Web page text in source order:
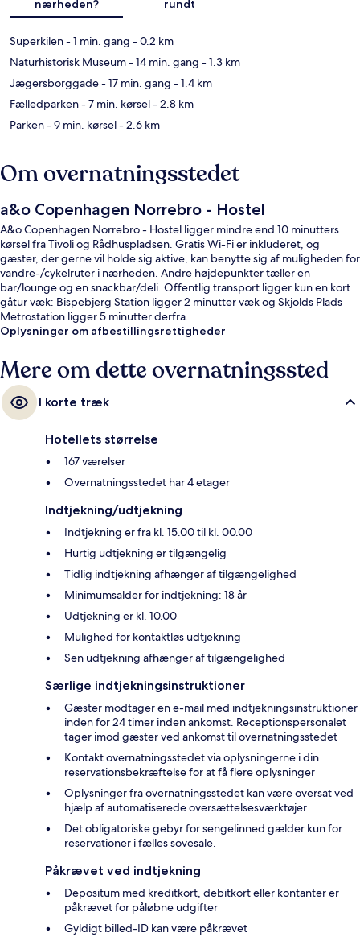
nærheden?
rundt
Superkilen- 1 min. gang - 0.2 km
Naturhistorisk Museum- 14 min. gang - 1.3 km
Jægersborggade- 17 min. gang - 1.4 km
Fælledparken- 7 min. kørsel- 2.8 km
Parken- 9 min. kørsel- 2.6 km
Om overnatningsstedet
a&o Copenhagen Norrebro - Hostel
A&o Copenhagen Norrebro - Hostel ligger mindre end 10 minutters
kørsel fra Tivoli og Rådhuspladsen. Gratis Wi-Fi er inkluderet, og
gæster, der gerne vil holde sig aktive, kan benytte sig af muligheden for
vandre-/cykelruter i nærheden. Andre højdepunkter tæller en
bar/lounge og en snackbar/deli. Offentlig transport ligger kun en kort
gåtur væk: Bispebjerg Station ligger 2 minutter væk og Skjolds Plads
Metrostation ligger 5 minutter derfra.
Oplysninger om afbestillingsrettigheder
Mere om dette overnatningssted
I korte træk
Hotellets størrelse
167 værelser
Overnatningsstedet har 4 etager
Indtjekning/udtjekning
Indtjekning er fra kl. 15.00 til kl. 00.00
Hurtig udtjekning er tilgængelig
Tidlig indtjekning afhænger af tilgængelighed
Minimumsalder for indtjekning: 18 år
Udtjekning er kl. 10.00
Mulighed for kontaktløs udtjekning
Sen udtjekning afhænger af tilgængelighed
Særlige indtjekningsinstruktioner
Gæster modtager en e-mail med indtjekningsinstruktioner
inden for 24 timer inden ankomst. Receptionspersonalet
tager imod gæster ved ankomst til overnatningsstedet
Kontakt overnatningsstedet via oplysningerne i din
reservationsbekræftelse for at få flere oplysninger
Oplysninger fra overnatningsstedet kan være oversat ved
hjælp af automatiserede oversættelsesværktøjer
Det obligatoriske gebyr for sengelinned gælder kun for
reservationer i fælles sovesale.
Påkrævet ved indtjekning
Depositum med kreditkort, debitkort eller kontanter er
påkrævet for påløbne udgifter
Gyldigt billed-ID kan være påkrævet